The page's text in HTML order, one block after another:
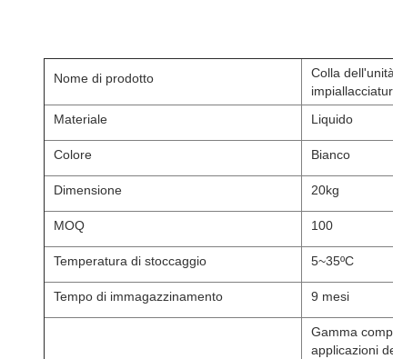
Nome di prodotto
Colla
Materiale
Liquido
Colore Bianco
Dimensione 20kg
MOQ 100
Temperatura di stoccaggio 5~35ºC
Tempo di immagazzinamento 9 mesi
Gamma
applicazioni